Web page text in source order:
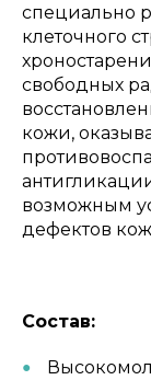
специально
клеточного
свободных
кожи,
возможным
дефектов
Состав: